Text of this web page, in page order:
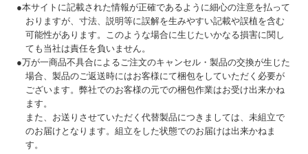
●本サイトに記載された情報が正確であるように細心の注意を払って
おりますが、寸法、説明等に誤解を生みやすい記載や誤植を含む
可能性があります。このような場合に生じたいかなる損害に関し
ても当社は責任を負いません。
●万が一商品不具合によるご注文のキャンセル・製品の交換が生じた
場合、製品のご返送時にはお客様にて梱包をしていただく必要が
ございます。弊社でのお客様の元での梱包作業はお受け出来かね
ます。
また、お送りさせていただく代替製品につきましては、未組立で
のお届けとなります。組立をした状態でのお届けは出来かねま
す。